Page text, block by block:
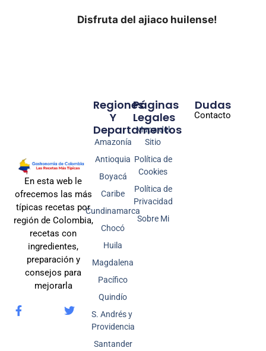
Disfruta del ajiaco huilense!
En esta web le
ofrecemos las más
típicas recetas por
región de Colombia,
recetas con
ingredientes,
preparación y
consejos para
mejorarla
Páginas
Legales
Mapa del
Sitio
Política de
Cookies
Política de
Privacidad
Sobre Mi
Regiones
Y
Departamentos
Amazonía
Antioquia
Boyacá
Caribe
Cundinamarca
Chocó
Huila
Magdalena
Pacífico
Quindío
S. Andrés y
Providencia
Santander
Dudas
Contacto